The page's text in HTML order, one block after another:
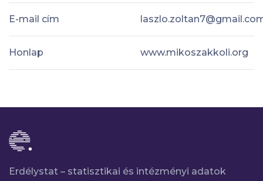
E-mail cím
Honlap www.mikoszakkoli.org
Erdélystat – statisztikai és intézményi adatok